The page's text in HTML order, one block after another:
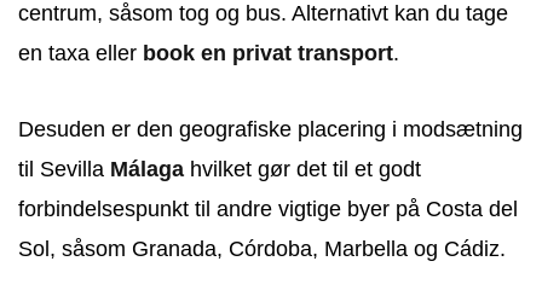
centrum, såsom tog og bus. Alternativt kan du tage
en taxa eller book en privat transport.
Desuden er den geografiske placering i modsætning
til Sevilla Málaga hvilket gør det til et godt
forbindelsespunkt til andre vigtige byer på Costa del
Sol, såsom Granada, Córdoba, Marbella og Cádiz.